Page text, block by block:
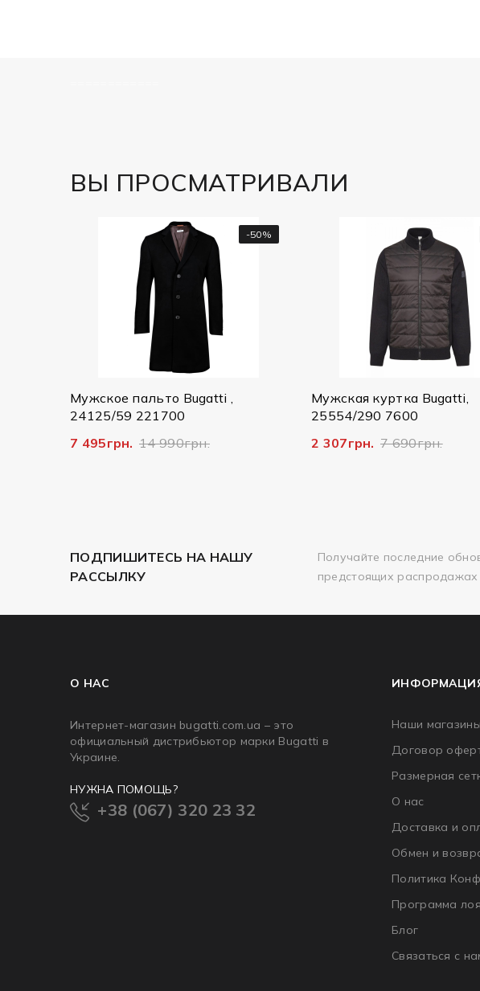
ВЫ ПРОСМАТРИВАЛИ
Bugatti ,
14 990грн.
Мужская куртка Bugatti,
25554/290 7600
2 307грн.
7 690грн.
17
ПОДПИШИТЕСЬ НА НАШУ
РАССЫЛКУ
Получайте последние
предстоящих распродажах
О НАС
Интернет-магазин bugatti.com.ua – это
официальный дистрибьютор марки Bugatti в
Украине.
НУЖНА ПОМОЩЬ?
+38 (067) 320 23 32
Наши магазины
Договор
Размерная
О нас
Доставка и
Обмен и
Политика
Программа
Блог
Связаться с